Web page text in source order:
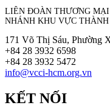
LIÊN ĐOÀN THƯƠNG
NHÁNH KHU VỰC
171 Võ Thị Sáu, Phường
+84 28 3932 6598
+84 28 3932 5472
info@vcci-hcm.org.vn
KẾT NỐI